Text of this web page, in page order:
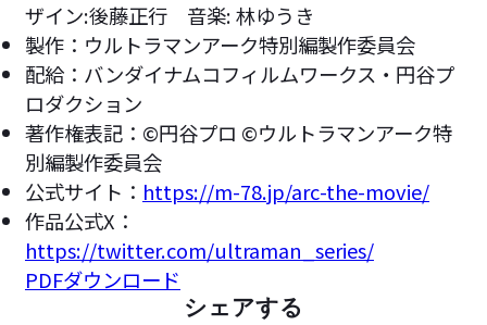
ザイン:後藤正行 音楽: 林ゆうき
製作：ウルトラマンアーク特別編製作委員会
配給：バンダイナムコフィルムワークス・円谷プ
ロダクション
著作権表記：©円谷プロ ©ウルトラマンアーク特
別編製作委員会
公式サイト： https://m-78.jp/arc-the-movie/
作品公式X：
https://twitter.com/ultraman_series/
PDFダウンロード
シェアする